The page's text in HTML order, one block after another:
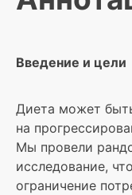
Введение и цели
Диета может
на
Мы провели
исследование,
ограничение